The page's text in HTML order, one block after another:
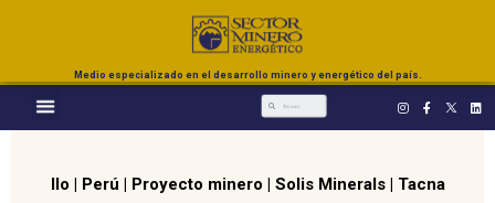
Medio especializado en el desarrollo minero y energético del país.
Ilo | Perú | Proyecto minero | Solis Minerals| Tacna